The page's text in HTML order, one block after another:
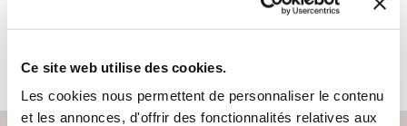
Ce site web utilise des cookies.
Les cookies nous permettent de personnaliser le contenu
et les annonces, d'offrir des fonctionnalités relatives aux
pour le moment.